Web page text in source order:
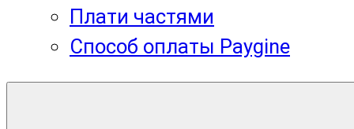
Плати частями
Способ оплаты Paygine